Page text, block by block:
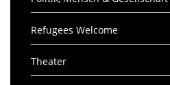
Refugees Welcome
Theater